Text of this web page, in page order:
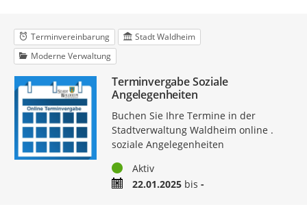
Terminvereinbarung
Stadt Waldheim
Moderne Verwaltung
Terminvergabe Soziale
Angelegenheiten
Buchen Sie Ihre Termine in der
Stadtverwaltung Waldheim online .
soziale Angelegenheiten
StatusAktiv
Zeitraum22.01.2025bis -